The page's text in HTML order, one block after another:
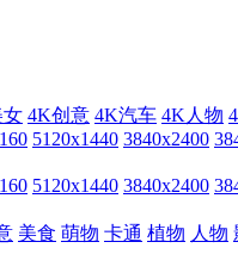
女 4K创意 4K汽车 4K人物
5120x1440 3840x2400
5120x1440 3840x2400
美食 萌物 卡通 植物 人物